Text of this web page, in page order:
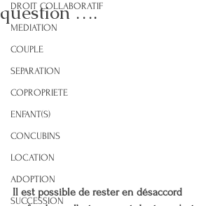
DROIT COLLABORATIF
MEDIATION
COUPLE
SEPARATION
COPROPRIETE
ENFANT(S)
CONCUBINS
LOCATION
ADOPTION
SUCCESSION
question ….
Il est possible de rester en désaccord